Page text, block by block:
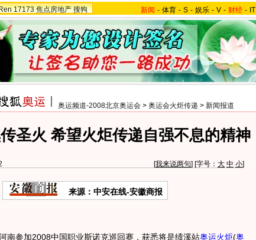
17173 焦点房地产 搜狗 新闻 - 体育 - S - 娱乐 - V - 财经 - IT
奥运频道-2008北京奥运会 > 奥运会火炬传递 > 新闻报道
圣火 希望火炬传递自强不息的精神
[我来说两句] [字号： 大 中 小]
来源：中安在线-安徽商报
南参加2008中国职业斯诺克巡回赛，获悉将是绩溪站奥运火炬(奥